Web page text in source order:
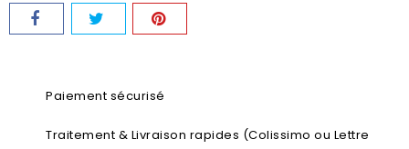
Paiement sécurisé
Traitement & Livraison rapides (Colissimo ou Lettre